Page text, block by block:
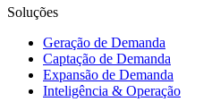
Soluções
Geração de Demanda
Captação de Demanda
Expansão de Demanda
Inteligência & Operação